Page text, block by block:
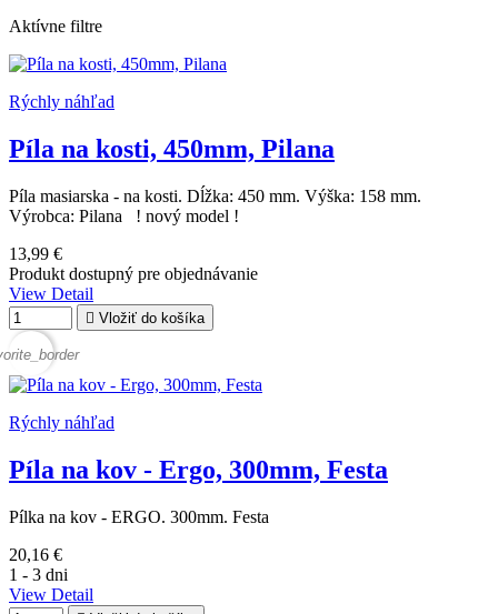
Aktívne filtre
Rýchly náhľad
Píla na kosti, 450mm, Pilana
Píla masiarska - na kosti. Dĺžka: 450 mm. Výška: 158 mm.
Výrobca: Pilana ! nový model !
13,99 €
Produkt dostupný pre objednávanie
View Detail
 Vložiť do košíka
Rýchly náhľad
Píla na kov - Ergo, 300mm, Festa
Pílka na kov - ERGO. 300mm. Festa
20,16 €
1 - 3 dni
View Detail